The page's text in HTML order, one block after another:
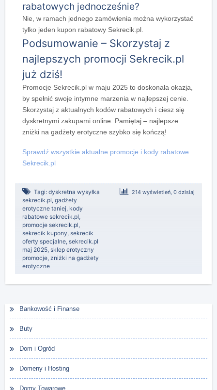
rabatowych jednocześnie?
Nie, w ramach jednego zamówienia można wykorzystać
tylko jeden kupon rabatowy Sekrecik.pl.
Podsumowanie – Skorzystaj z
najlepszych promocji Sekrecik.pl
już dziś!
Promocje Sekrecik.pl w maju 2025 to doskonała okazja,
by spełnić swoje intymne marzenia w najlepszej cenie.
Skorzystaj z aktualnych kodów rabatowych i ciesz się
dyskretnymi zakupami online. Pamiętaj – najlepsze
zniżki na gadżety erotyczne szybko się kończą!
Sprawdź wszystkie aktualne promocje i kody rabatowe
Sekrecik.pl
Tagi: dyskretna wysyłka
sekrecik.pl, gadżety
erotyczne taniej, kody
rabatowe sekrecik.pl,
promocje sekrecik.pl,
sekrecik kupony, sekrecik
oferty specjalne, sekrecik.pl
maj 2025, sklep erotyczny
promocje, zniżki na gadżety
erotyczne
214 wyświetleń, 0 dzisiaj
Bankowość i Finanse
Buty
Dom i Ogród
Domeny i Hosting
Domy Towarowe